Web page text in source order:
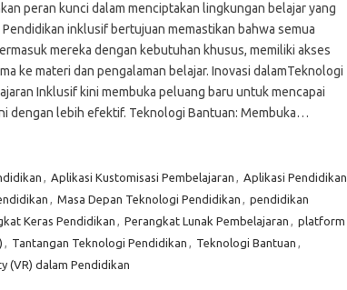
peran kunci dalam menciptakan lingkungan belajar yang
inklusif bertujuan memastikan bahwa semua
mereka dengan kebutuhan khusus, memiliki akses
ke materi dan pengalaman belajar. Inovasi dalamTeknologi
Inklusif kini membuka peluang baru untuk mencapai
dengan lebih efektif. Teknologi Bantuan: Membuka…
, Aplikasi Kustomisasi Pembelajaran , Aplikasi Pendidikan
, Masa Depan Teknologi Pendidikan , pendidikan
Keras Pendidikan , Perangkat Lunak Pembelajaran , platform
, Tantangan Teknologi Pendidikan , Teknologi Bantuan ,
(VR) dalam Pendidikan